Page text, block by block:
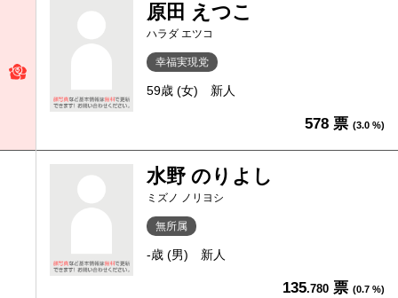
原田 えつこ
ハラダ エツコ
幸福実現党
59歳 (女) 新人
578 票 (3.0 %)
水野 のりよし
ミズノ ノリヨシ
無所属
-歳 (男) 新人
135.780 票 (0.7 %)